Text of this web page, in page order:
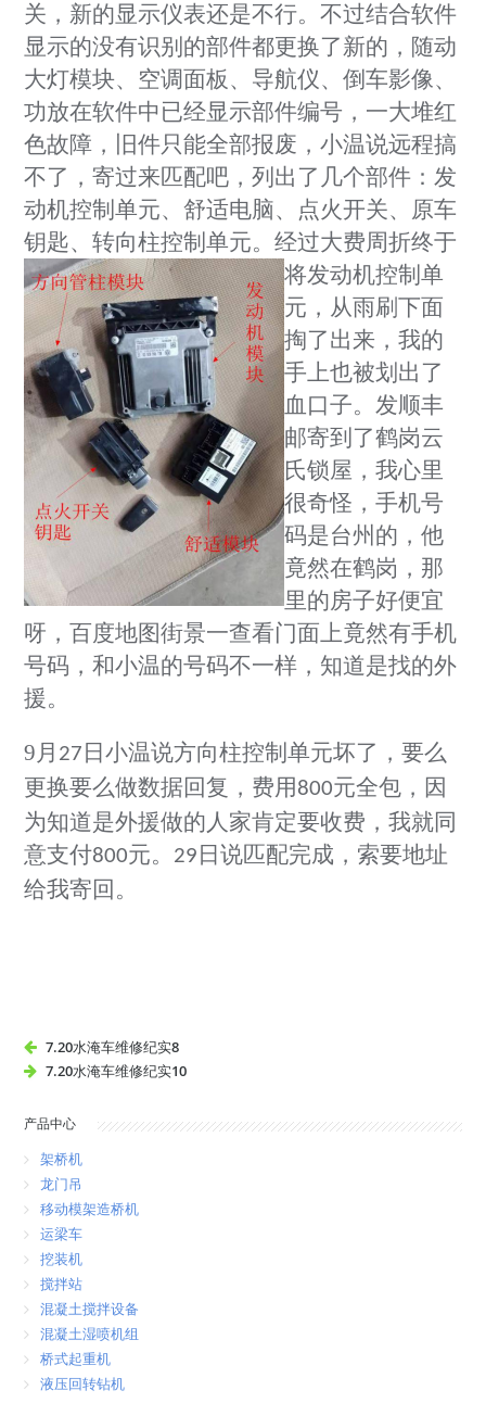
关，新的显示仪表还是不行。不过结合软件
显示的没有识别的部件都更换了新的，随动
大灯模块、空调面板、导航仪、倒车影像、
功放在软件中已经显示部件编号，一大堆红
色故障，旧件只能全部报废，小温说远程搞
不了，寄过来匹配吧，列出了几个部件：发
动机控制单元、舒适电脑、点火开关、原车
钥匙、转向柱控制单元。经过大费周折终于
将发动机控制单
元，从雨刷下面
掏了出来，我的
手上也被划出了
血口子。发顺丰
邮寄到了鹤岗云
氏锁屋，我心里
很奇怪，手机号
码是台州的，他
竟然在鹤岗，那
里的房子好便宜
呀，百度地图街景一查看门面上竟然有手机
号码，和小温的号码不一样，知道是找的外
援。
9月 27 日小温说方向柱控制单元坏了，要么
更换要么做数据回复，费用800元全包，因
为知道是外援做的人家肯定要收费，我就同
意支付800元。 29 日说匹配完成，索要地址
给我寄回。
7.20水淹车维修纪实8
7.20水淹车维修纪实10
产品中心
架桥机
龙门吊
移动模架造桥机
运梁车
挖装机
搅拌站
混凝土搅拌设备
混凝土湿喷机组
桥式起重机
液压回转钻机